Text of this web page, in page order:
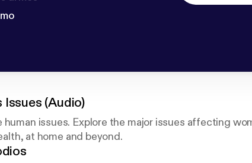
Issues (Audio)
human issues. Explore the major issues affecting
at home and beyond.